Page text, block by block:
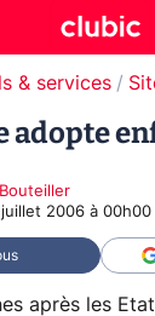
& services
adopte
2006 à 00h00
après les